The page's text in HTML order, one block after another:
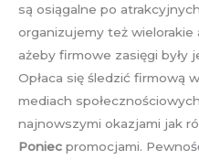
są osiągalne po
organizujemy też wielorakie
ażeby firmowe zasięgi były
Opłaca się śledzić firmową
mediach
najnowszymi okazjami jak
Poniec promocjami.